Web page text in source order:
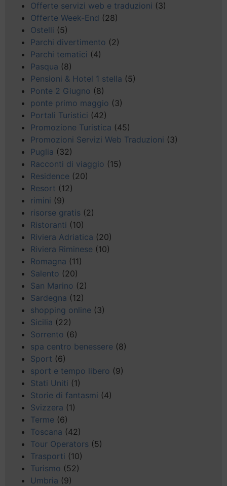
Offerte servizi web e traduzioni (3)
Offerte Week-End (28)
Ostelli (5)
Parchi divertimento (2)
Parchi tematici (4)
Pasqua (8)
Pensioni & Hotel 1 stella (5)
Ponte 2 Giugno (8)
ponte primo maggio (3)
Portali Turistici (42)
Promozione Turistica (45)
Promozioni Servizi Web Traduzioni (3)
Puglia (32)
Racconti di viaggio (15)
Residence (20)
Resort (12)
rimini (9)
risorse gratis (2)
Ristoranti (10)
Riviera Adriatica (20)
Riviera Riminese (10)
Romagna (11)
Salento (20)
San Marino (2)
Sardegna (12)
shopping online (3)
Sicilia (22)
Sorrento (6)
spa centro benessere (8)
Sport (6)
sport e tempo libero (9)
Stati Uniti (1)
Storie di fantasmi (4)
Svizzera (1)
Terme (6)
Toscana (42)
Tour Operators (5)
Trasporti (10)
Turismo (52)
Umbria (9)